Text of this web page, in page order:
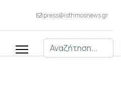
press@isthmosnews.gr
Αναζήτηση